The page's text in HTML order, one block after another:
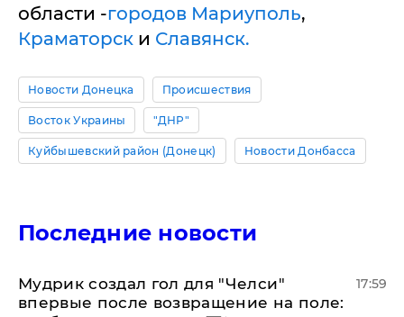
области -городов Мариуполь,
Краматорск и Славянск.
Новости Донецка Происшествия
Восток Украины "ДНР"
Куйбышевский район (Донецк) Новости Донбасса
Последние новости
Мудрик создал гол для "Челси"
впервые после возвращение на поле:
17:59